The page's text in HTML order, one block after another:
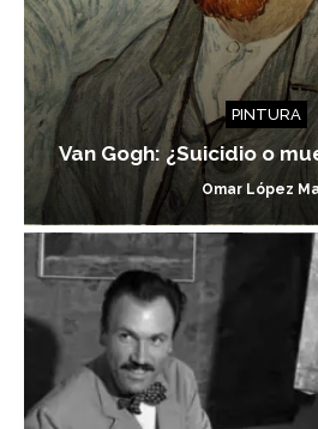
PINTURA
Van Gogh: ¿Suicidio o
Omar López